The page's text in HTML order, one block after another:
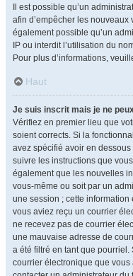
Il est possible qu’un
afin d’empêcher les nouveaux
également possible qu’un
IP ou interdit l’utilisation du
Pour plus d’informations,
Haut
Je suis inscrit mais je ne
Vérifiez en premier lieu que
soient corrects. Si la
avez spécifié avoir en
suivre les instructions que
également que les nouvelles
vous-même ou soit par un
une session ; cette
vous aviez reçu un courrier
ne recevez pas de courrier
une mauvaise adresse de
a été filtré en tant que pourriel.
courrier électronique que vous